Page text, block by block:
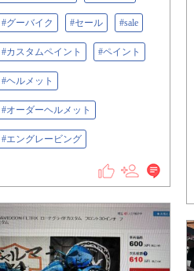
#グーバイク #セール #sale
#カスタムペイント #ペイント
#ヘルメット
#オーダーヘルメット
#エングレービング